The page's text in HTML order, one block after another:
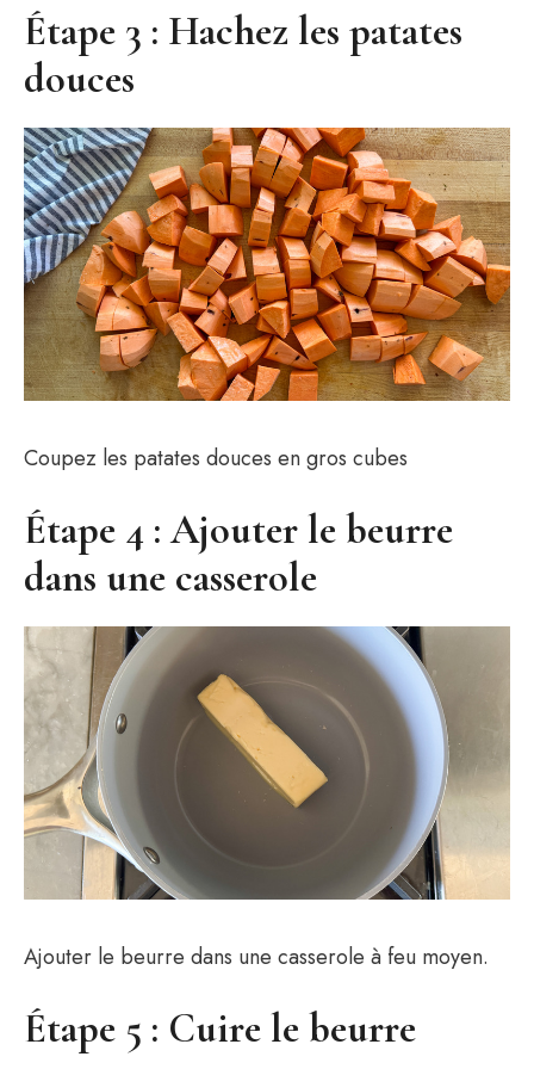
Étape 3 : Hachez les patates
douces
Coupez les patates douces en gros cubes
Étape 4 : Ajouter le beurre
dans une casserole
Ajouter le beurre dans une casserole à feu moyen.
Étape 5 : Cuire le beurre